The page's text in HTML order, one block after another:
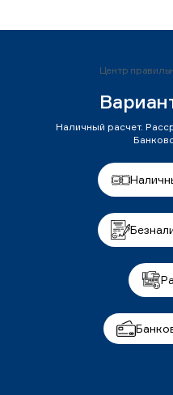
Центр
Наличный расчет.